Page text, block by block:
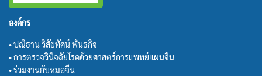
องค์กร
• ปณิธาน วิสัยทัศน์ พันธกิจ
• การตรวจวินิจฉัยโรคด้วยศาสตร์การแพทย์แผนจีน
• ร่วมงานกับหมอจีน